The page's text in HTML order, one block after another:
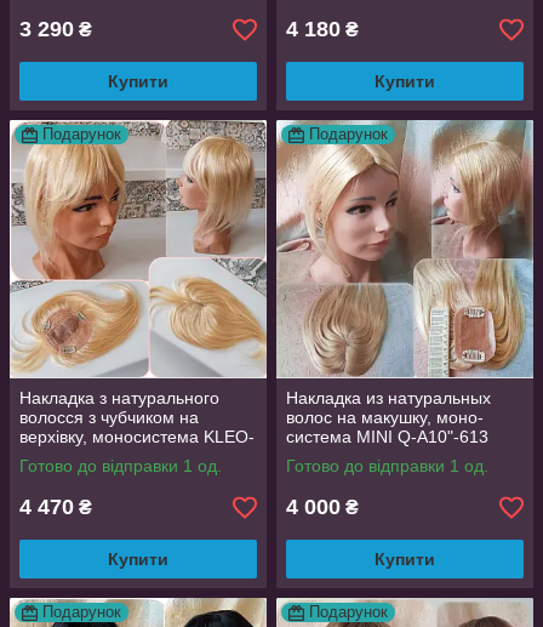
3 290 ₴
Купити
4 180 ₴
Купити
Подарунок
Накладка з натурального
волосся з чубчиком на
верхівку, моносистема KLEO-
12"-613
Готово до відправки 1 од.
4 470 ₴
Купити
Подарунок
Накладка из натуральных
волос на макушку, моно-
система MINI Q-A10"-613
Готово до відправки 1 од.
4 000 ₴
Купити
Подарунок Подарунок